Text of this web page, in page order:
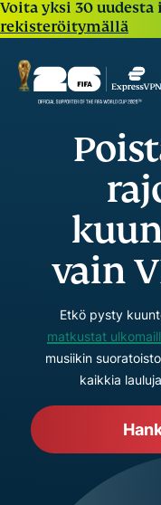
Voita yksi 30 uudesta
rekisteröitymällä
vain
Etkö pysty
matkustat
musiikin
kaikkia